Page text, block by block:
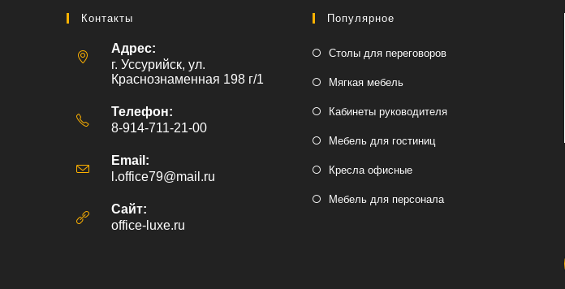
Контакты
Адрес:
г. Уссурийск, ул.
Краснознаменная 198 г/1
Телефон:
8-914-711-21-00
Email:
l.office79@mail.ru
Сайт:
office-luxe.ru
Популярное
Столы для переговоров
Мягкая мебель
Кабинеты руководителя
Мебель для гостиниц
Кресла офисные
Мебель для персонала